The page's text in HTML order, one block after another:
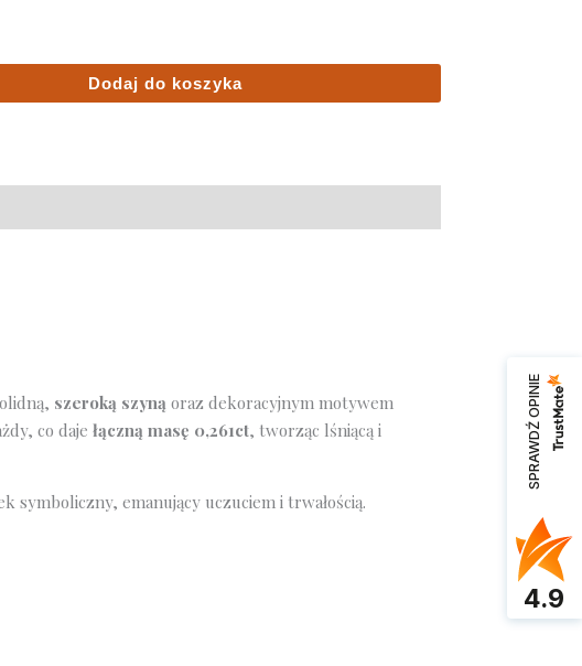
Dodaj do koszyka
szeroką szyną oraz dekoracyjnym motywem
co daje łączną masę 0,261ct, tworząc lśniącą i
emanujący uczuciem i trwałością.
SPRAWDŹ OPINIE
4.9